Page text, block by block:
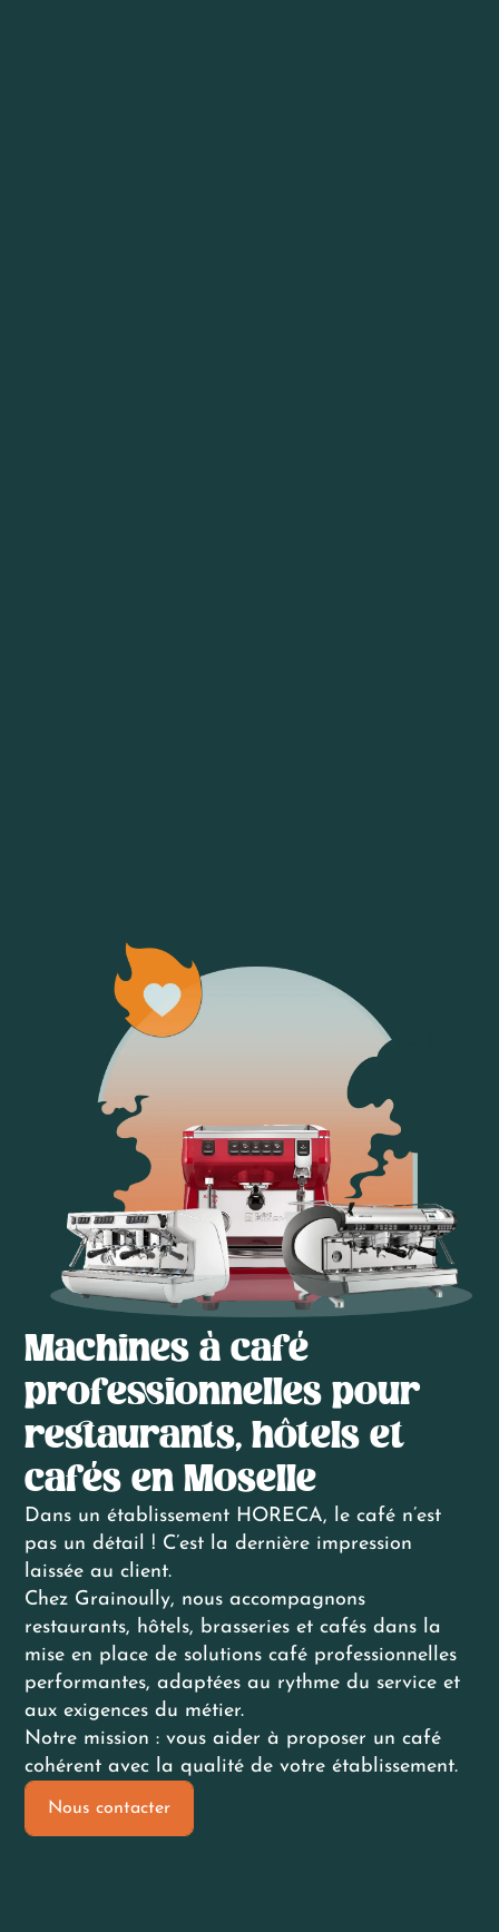
Machines à café
professionnelles pour
restaurants, hôtels et
cafés en Moselle
Dans un établissement HORECA, le café n’est
pas un détail ! C’est la dernière impression
laissée au client.
Chez Grainoully, nous accompagnons
restaurants, hôtels, brasseries et cafés dans la
mise en place de solutions café professionnelles
performantes, adaptées au rythme du service et
aux exigences du métier.
Notre mission : vous aider à proposer un café
cohérent avec la qualité de votre établissement.
Nous contacter